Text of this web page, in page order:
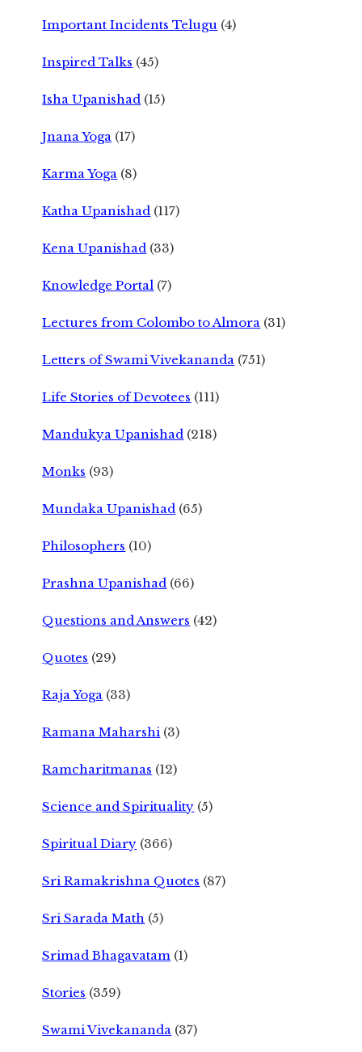
Important Incidents Telugu (4)
Inspired Talks (45)
Isha Upanishad (15)
Jnana Yoga (17)
Karma Yoga (8)
Katha Upanishad (117)
Kena Upanishad (33)
Knowledge Portal (7)
Lectures from Colombo to Almora (31)
Letters of Swami Vivekananda (751)
Life Stories of Devotees (111)
Mandukya Upanishad (218)
Monks (93)
Mundaka Upanishad (65)
Philosophers (10)
Prashna Upanishad (66)
Questions and Answers (42)
Quotes (29)
Raja Yoga (33)
Ramana Maharshi (3)
Ramcharitmanas (12)
Science and Spirituality (5)
Spiritual Diary (366)
Sri Ramakrishna Quotes (87)
Sri Sarada Math (5)
Srimad Bhagavatam (1)
Stories (359)
Swami Vivekananda (37)